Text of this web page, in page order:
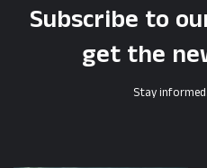
Subscribe to
get the
Stay